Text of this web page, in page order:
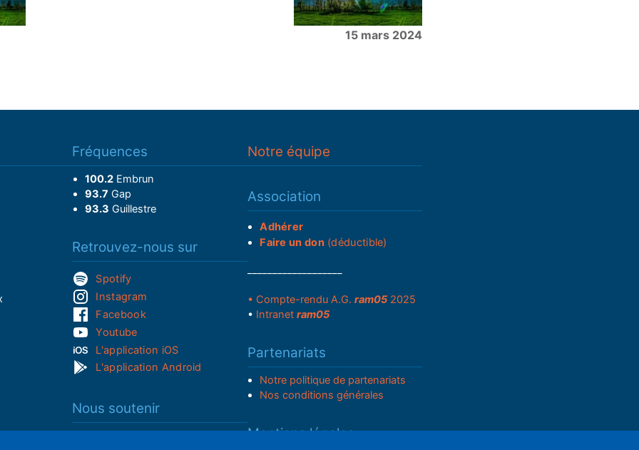
15 mars 2024
Fréquences
100.2Embrun
93.7 Gap
93.3 Guillestre
Retrouvez-nous sur
Spotify
Instagram
Facebook
Youtube
L'application iOS
L'application Android
Nous soutenir
Notre équipe
Association
Adhérer
Faire un don(déductible)
• Compte-rendu A.G. ram052025
• Intranet ram05
Partenariats
Notre politique de partenariats
Nos conditions générales
Mentions légales